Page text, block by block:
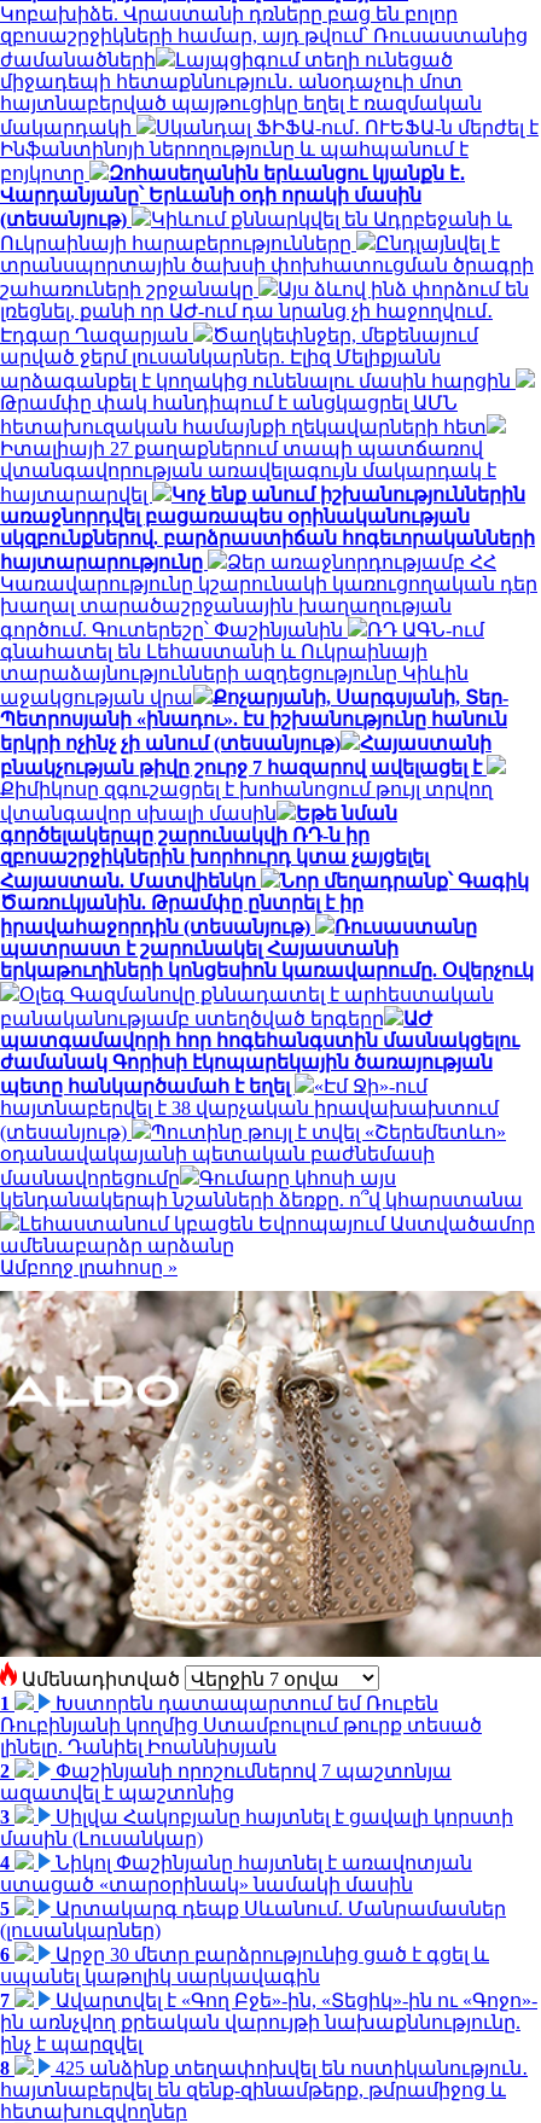
Կոբախիձե. Վրաստանի դռները բաց են բոլոր
զբոսաշրջիկների համար, այդ թվում՝ Ռուսաստանից
ժամանածների
Լայպցիգում տեղի ունեցած
միջադեպի հետաքննություն․ անօդաչուի մոտ
հայտնաբերված պայթուցիկը եղել է ռազմական
մակարդակի
Սկանդալ ՖԻՖԱ-ում․ ՈՒԵՖԱ-ն մերժել է
Ինֆանտինոյի ներողությունը և պահպանում է
բոյկոտը
Զոհասեղանին երևանցու կյանքն է․
Վարդանյանը՝ Երևանի օդի որակի մասին
(տեսանյութ)
Կիևում քննարկվել են Ադրբեջանի և
Ուկրաինայի հարաբերությունները
Ընդլայնվել է
տրանսպորտային ծախսի փոխհատուցման ծրագրի
շահառուների շրջանակը
Այս ձևով ինձ փորձում են
լռեցնել, քանի որ ԱԺ-ում դա նրանց չի հաջողվում․
Էդգար Ղազարյան
Ծաղկեփնջեր, մեքենայում
արված ջերմ լուսանկարներ. Էլիզ Մելիքյանն
արձագանքել է կողակից ունենալու մասին հարցին
Թրամփը փակ հանդիպում է անցկացրել ԱՄՆ
հետախուզական համայնքի ղեկավարների հետ
Իտալիայի 27 քաղաքներում տապի պատճառով
վտանգավորության առավելագույն մակարդակ է
հայտարարվել
Կոչ ենք անում իշխանություններին
առաջնորդվել բացառապես օրինականության
սկզբունքներով. բարձրաստիճան հոգեւորականների
հայտարարությունը
Ձեր առաջնորդությամբ ՀՀ
Կառավարությունը կշարունակի կառուցողական դեր
խաղալ տարածաշրջանային խաղաղության
գործում. Գուտերեշը՝ Փաշինյանին
ՌԴ ԱԳՆ-ում
գնահատել են Լեհաստանի և Ուկրաինայի
տարաձայնությունների ազդեցությունը Կիևին
աջակցության վրա
Քոչարյանի, Սարգսյանի, Տեր-
Պետրոսյանի «ինադու». էս իշխանությունը հանուն
երկրի ոչինչ չի անում (տեսանյութ)
Հայաստանի
բնակչության թիվը շուրջ 7 հազարով ավելացել է
Քիմիկոսը զգուշացրել է խոհանոցում թույլ տրվող
վտանգավոր սխալի մասին
Եթե նման
գործելակերպը շարունակվի ՌԴ-ն իր
զբոսաշրջիկներին խորհուրդ կտա չայցելել
Հայաստան. Մատվիենկո
Նոր մեղադրանք՝ Գագիկ
Ծառուկյանին. Թրամփը ընտրել է իր
իրավահաջորդին (տեսանյութ)
Ռուսաստանը
պատրաստ է շարունակել Հայաստանի
երկաթուղիների կոնցեսիոն կառավարումը. Օվերչուկ
Օլեգ Գազմանովը քննադատել է արհեստական
բանականությամբ ստեղծված երգերը
ԱԺ
պատգամավորի հոր հոգեհանգստին մասնակցելու
ժամանակ Գորիսի էկոպարեկային ծառայության
պետը հանկարծամահ է եղել
«Էմ Ջի»-ում
հայտնաբերվել է 38 վարչական իրավախախտում
(տեսանյութ)
Պուտինը թույլ է տվել «Շերեմետևո»
օդանավակայանի պետական բաժնեմասի
մասնավորեցումը
Գումարը կհոսի այս
կենդանակերպի նշանների ձեռքը. ո՞վ կհարստանա
Լեհաստանում կբացեն Եվրոպայում Աստվածամոր
ամենաբարձր արձանը
Ամբողջ լրահոսը »
Ամենադիտված
1
Խստորեն դատապարտում եմ Ռուբեն
Ռուբինյանի կողմից Ստամբուլում թուրք տեսած
լինելը. Դանիել Իոաննիսյան
2
Փաշինյանի որոշումներով 7 պաշտոնյա
ազատվել է պաշտոնից
3
Սիլվա Հակոբյանը հայտնել է ցավալի կորստի
մասին (Լուսանկար)
4
Նիկոլ Փաշինյանը հայտնել է առավոտյան
ստացած «տարօրինակ» նամակի մասին
5
Արտակարգ դեպք Սևանում. Մանրամասներ
(լուսանկարներ)
6
Արջը 30 մետր բարձրությունից ցած է գցել և
սպանել կաթոլիկ սարկավագին
7
Ավարտվել է «Գող Բջե»-ին, «Տեցիկ»-ին ու «Գոջո»-
ին առնչվող քրեական վարույթի նախաքննությունը.
ինչ է պարզվել
8
425 անձինք տեղափոխվել են ոստիկանություն․
հայտնաբերվել են զենք-զինամթերք, թմրամիջոց և
հետախուզվողներ